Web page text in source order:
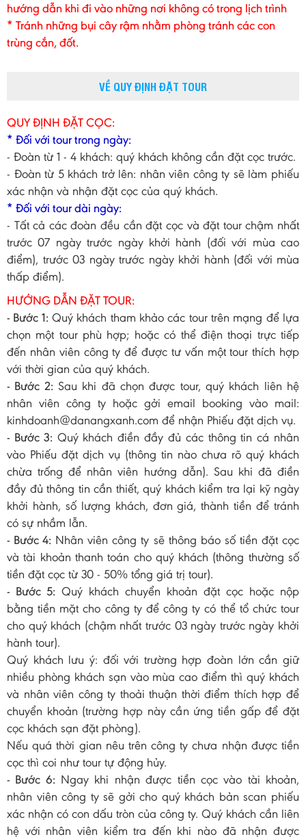
hướng dẫn khi đi vào những nơi không có trong lịch trình
* Tránh những bụi cây rậm nhằm phòng tránh các con
trùng cắn, đốt.
VỀ QUY ĐỊNH ĐẶT TOUR
QUY ĐỊNH ĐẶT CỌC:
* Đối với tour trong ngày:
- Đoàn từ 1 - 4 khách: quý khách không cần đặt cọc trước.
- Đoàn từ 5 khách trở lên: nhân viên công ty sẽ làm phiếu
xác nhận và nhận đặt cọc của quý khách.
* Đối với tour dài ngày:
- Tất cả các đoàn đều cần đặt cọc và đặt tour chậm nhất
trước 07 ngày trước ngày khởi hành (đối với mùa cao
điểm), trước 03 ngày trước ngày khởi hành (đối với mùa
thấp điểm).
HƯỚNG DẪN ĐẶT TOUR:
- Bước 1: Quý khách tham khảo các tour trên mạng để lựa
chọn một tour phù hợp; hoặc có thể điện thoại trực tiếp
đến nhân viên công ty để được tư vấn một tour thích hợp
với thời gian của quý khách.
- Bước 2: Sau khi đã chọn được tour, quý khách liên hệ
nhân viên công ty hoặc gởi email booking vào mail:
kinhdoanh@danangxanh.com để nhận Phiếu đặt dịch vụ.
- Bước 3: Quý khách điền đầy đủ các thông tin cá nhân
vào Phiếu đặt dịch vụ (thông tin nào chưa rõ quý khách
chừa trống để nhân viên hướng dẫn). Sau khi đã điền
đầy đủ thông tin cần thiết, quý khách kiểm tra lại kỹ ngày
khởi hành, số lượng khách, đơn giá, thành tiền để tránh
có sự nhầm lẫn.
- Bước 4: Nhân viên công ty sẽ thông báo số tiền đặt cọc
và tài khoản thanh toán cho quý khách (thông thường số
tiền đặt cọc từ 30 - 50% tổng giá trị tour).
- Bước 5: Quý khách chuyển khoản đặt cọc hoặc nộp
bằng tiền mặt cho công ty để công ty có thể tổ chức tour
cho quý khách (chậm nhất trước 03 ngày trước ngày khởi
hành tour).
Quý khách lưu ý: đối với trường hợp đoàn lớn cần giữ
nhiều phòng khách sạn vào mùa cao điểm thì quý khách
và nhân viên công ty thoải thuận thời điểm thích hợp để
chuyển khoản (trường hợp này cần ứng tiền gấp để đặt
cọc khách sạn đặt phòng).
Nếu quá thời gian nêu trên công ty chưa nhận được tiền
cọc thì coi như tour tự động hủy.
- Bước 6: Ngay khi nhận được tiền cọc vào tài khoản,
nhân viên công ty sẽ gởi cho quý khách bản scan phiếu
xác nhận có con dấu tròn của công ty. Quý khách cần liên
hệ với nhân viên kiểm tra đến khi nào đã nhận được